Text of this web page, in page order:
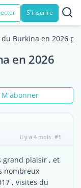
S'inscrire
Burkina en 2026
en 2026
M'abonner
il y a 4 mois #1
grand plaisir , et
nombreux
, visites du